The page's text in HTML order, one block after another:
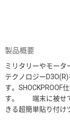
製品概要
ミリタリーやモータ
テクノロジー
す。SHOCKPROOF
す。 端末に被せて
きる超簡単貼り付け